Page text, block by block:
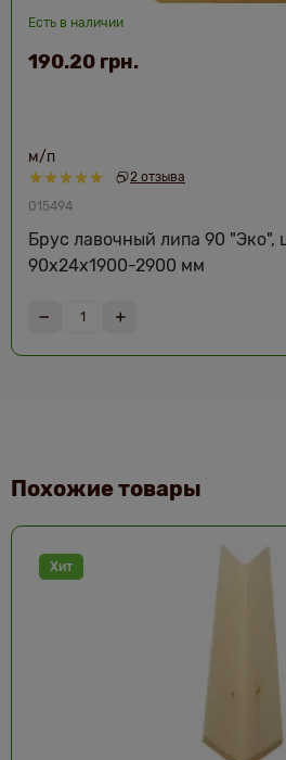
2 отзыва
Есть в наличии
015494
Брус лавочный липа 90 "Эко",
90х24х1900-2900 мм
190.20 грн.
м/п
Похожие товары
Хит